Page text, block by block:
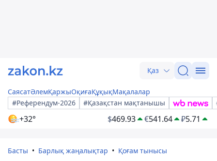
Қаз
СаясатӘлемҚаржыОқиғаҚұқықМақалалар
#Референдум-2026
#Қазақстан мақтанышы
+32° $469.93 €541.64 ₽5.71
Басты Барлық жаңалықтар Қоғам тынысы